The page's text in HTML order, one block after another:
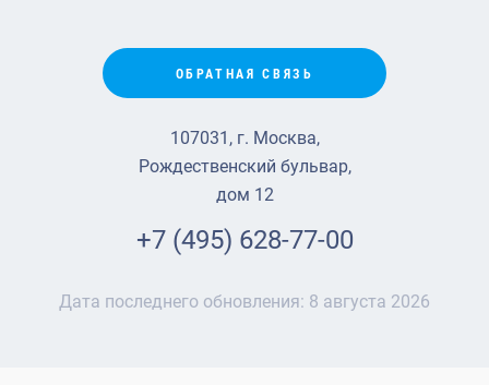
ОБРАТНАЯ СВЯЗЬ
107031, г. Москва,
Рождественский бульвар,
дом 12
+7 (495) 628-77-00
Дата последнего обновления: 8 августа 2026